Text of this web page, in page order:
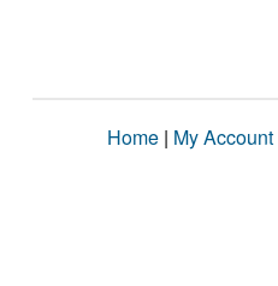
Home | My Account